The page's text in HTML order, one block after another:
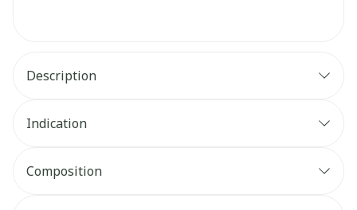
Description
Indication
Composition